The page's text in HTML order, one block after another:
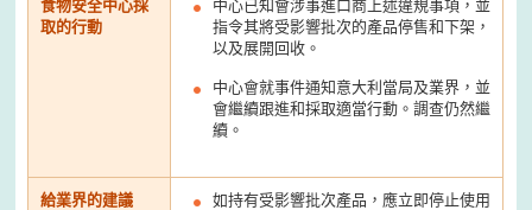
食物安全中心採
取的行動
中心已知會涉事進口商上述違規事項，並
指令其將受影響批次的產品停售和下架，
以及展開回收。
中心會就事件通知意大利當局及業界，並
會繼續跟進和採取適當行動。調查仍然繼
續。
給業界的建議
如持有受影響批次產品，應立即停止使用